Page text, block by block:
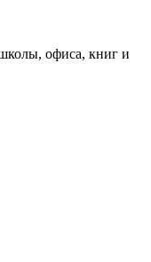
офиса, книг и